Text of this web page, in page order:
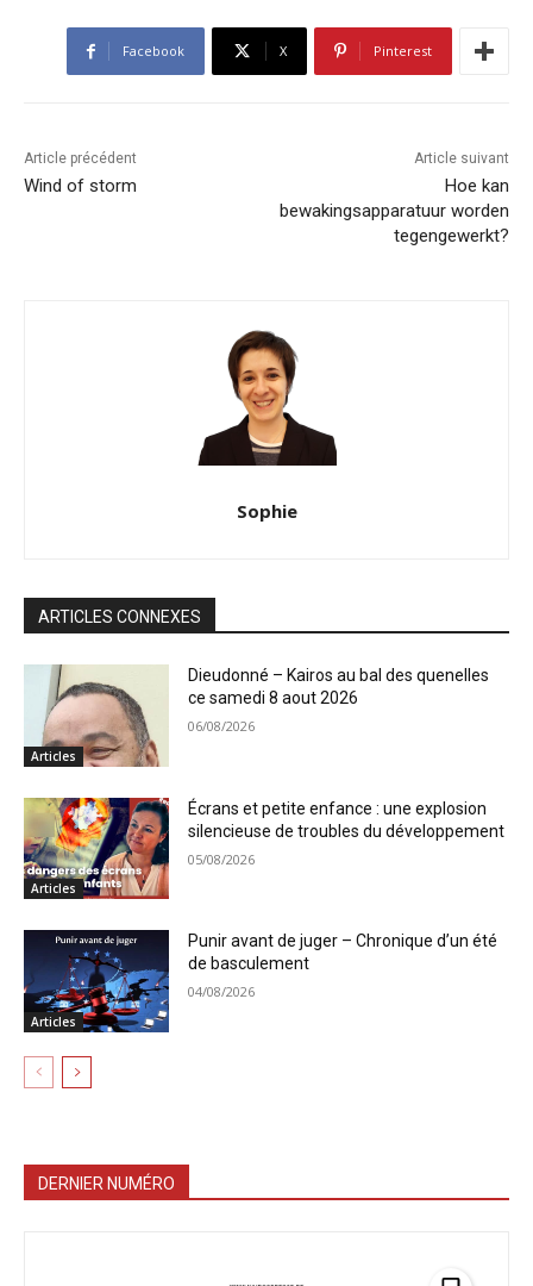
Facebook X Pinterest
Article précédent
Wind of storm
Article suivant
Hoe kan
bewakingsapparatuur worden
tegengewerkt?
Sophie
ARTICLES CONNEXES
Articles
Dieudonné – Kairos au bal des quenelles
ce samedi 8 aout 2026
06/08/2026
Articles
Écrans et petite enfance : une explosion
silencieuse de troubles du développement
05/08/2026
Articles
Punir avant de juger – Chronique d’un été
de basculement
04/08/2026
DERNIER NUMÉRO